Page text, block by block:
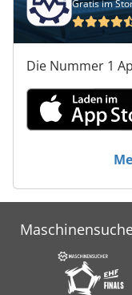
Gratis im
Die Nummer 1